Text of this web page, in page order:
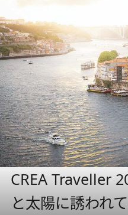
CREA Traveller
と太陽に誘われ